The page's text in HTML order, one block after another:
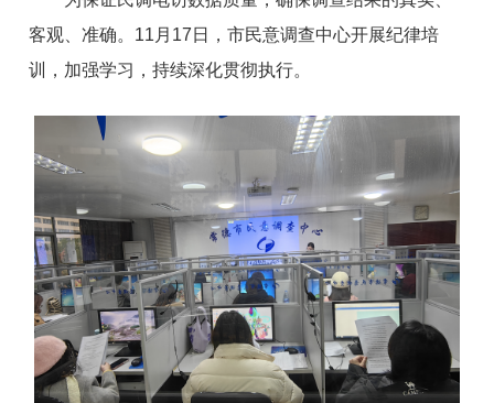
客观、准确。11月17日，市民意调查中心开展纪律培
训，加强学习，持续深化贯彻执行。